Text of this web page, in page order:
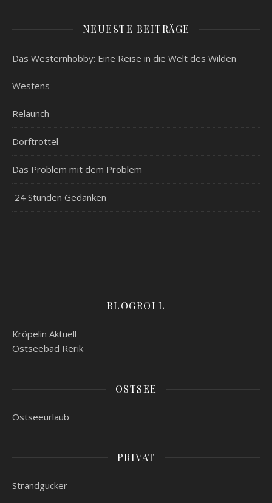
NEUESTE BEITRÄGE
Das Westernhobby: Eine Reise in die Welt des Wilden
Westens
Relaunch
Dorftrottel
Das Problem mit dem Problem
24 Stunden Gedanken
BLOGROLL
Kröpelin Aktuell
Ostseebad Rerik
OSTSEE
Ostseeurlaub
PRIVAT
Strandgucker